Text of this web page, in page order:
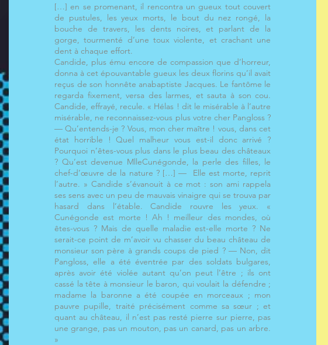
[…] en se promenant, il rencontra un gueux tout couvert
de pustules, les yeux morts, le bout du nez rongé, la
bouche de travers, les dents noires, et parlant de la
gorge, tourmenté d’une toux violente, et crachant une
dent à chaque effort.
Candide, plus ému encore de compassion que d’horreur,
donna à cet épouvantable gueux les deux florins qu’il avait
reçus de son honnête anabaptiste Jacques. Le fantôme le
regarda fixement, versa des larmes, et sauta à son cou.
Candide, effrayé, recule. « Hélas ! dit le misérable à l’autre
misérable, ne reconnaissez-vous plus votre cher Pangloss ?
— Qu’entends-je ? Vous, mon cher maître ! vous, dans cet
état horrible ! Quel malheur vous est-il donc arrivé ?
Pourquoi n’êtes-vous plus dans le plus beau des châteaux
? Qu’est devenue MlleCunégonde, la perle des filles, le
chef-d’œuvre de la nature ? […] — Elle est morte, reprit
l’autre. » Candide s’évanouit à ce mot : son ami rappela
ses sens avec un peu de mauvais vinaigre qui se trouva par
hasard dans l’étable. Candide rouvre les yeux. «
Cunégonde est morte ! Ah ! meilleur des mondes, où
êtes-vous ? Mais de quelle maladie est-elle morte ? Ne
serait-ce point de m’avoir vu chasser du beau château de
monsieur son père à grands coups de pied ? — Non, dit
Pangloss, elle a été éventrée par des soldats bulgares,
après avoir été violée autant qu’on peut l’être ; ils ont
cassé la tête à monsieur le baron, qui voulait la défendre ;
madame la baronne a été coupée en morceaux ; mon
pauvre pupille, traité précisément comme sa sœur ; et
quant au château, il n’est pas resté pierre sur pierre, pas
une grange, pas un mouton, pas un canard, pas un arbre.
»